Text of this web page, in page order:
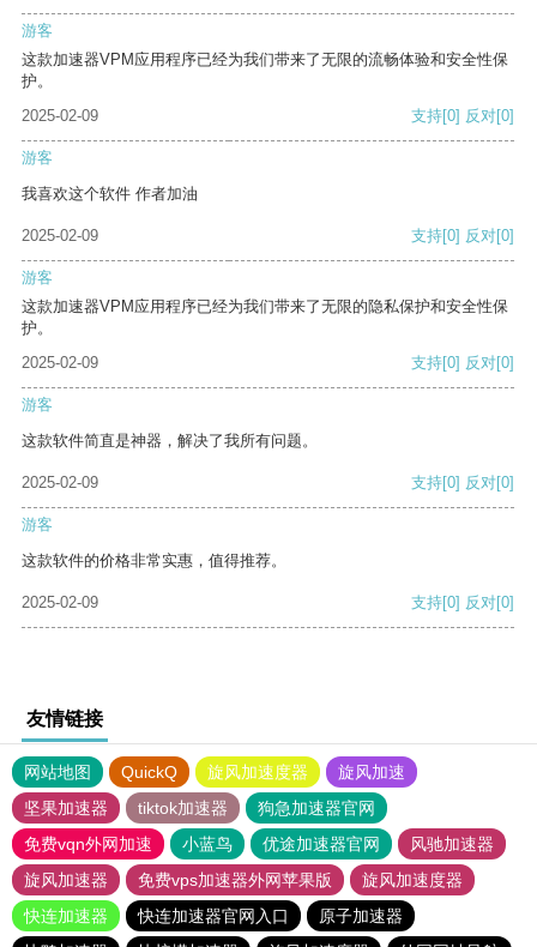
游客
这款加速器VPM应用程序已经为我们带来了无限的流畅体验和安全性保
护。
2025-02-09
支持[0] 反对[0]
游客
我喜欢这个软件 作者加油
2025-02-09 支持[0] 反对[0]
游客
这款加速器VPM应用程序已经为我们带来了无限的隐私保护和安全性保
护。
2025-02-09
支持[0] 反对[0]
游客
这款软件简直是神器，解决了我所有问题。
2025-02-09 支持[0] 反对[0]
游客
这款软件的价格非常实惠，值得推荐。
2025-02-09 支持[0] 反对[0]
友情链接
网站地图 QuickQ 旋风加速度器
旋风加速
坚果加速器
tiktok加速器
狗急加速器官网
免费vqn外网加速
小蓝鸟 优途加速器官网
风驰加速器
旋风加速器
免费vps加速器外网苹果版
旋风加速度器
快连加速器
快连加速器官网入口
原子加速器